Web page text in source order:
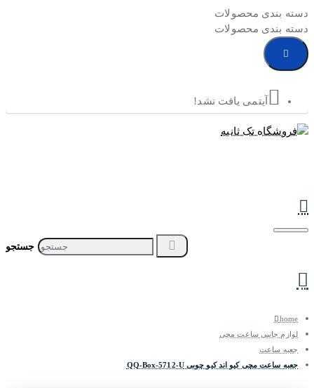
دسته بندی محصولات
دسته بندی محصولات
آیتمی یافت نشد!
home
لوازم جانبی ساعت مچی
جعبه ساعت
جعبه ساعت مچی کیو اند کیو چوبی QQ-Box-5712-U